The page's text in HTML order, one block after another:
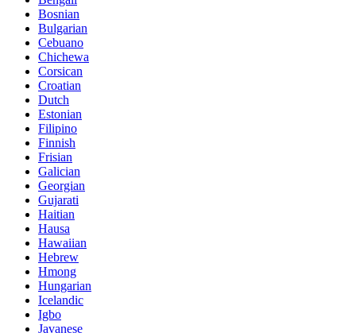
Bosnian
Bulgarian
Cebuano
Chichewa
Corsican
Croatian
Dutch
Estonian
Filipino
Finnish
Frisian
Galician
Georgian
Gujarati
Haitian
Hausa
Hawaiian
Hebrew
Hmong
Hungarian
Icelandic
Igbo
Javanese